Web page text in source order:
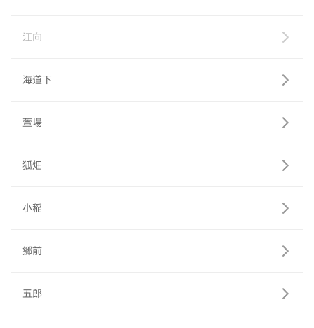
江向
海道下
萱場
狐畑
小稲
郷前
五郎